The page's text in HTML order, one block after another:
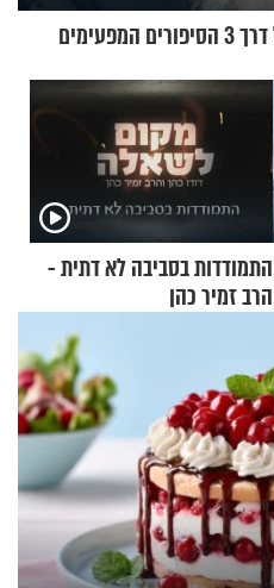
הכירו את הרב אריה פינקל זצ"ל דרך 3 הסיפורים המפעימים
התמודדות בסביבה לא דתית -
הרב זמיר כהן